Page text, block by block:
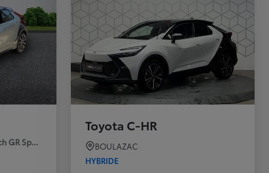
GR Sport Premiere MY25
Toyota C-HR
BOULAZAC
HYBRIDE